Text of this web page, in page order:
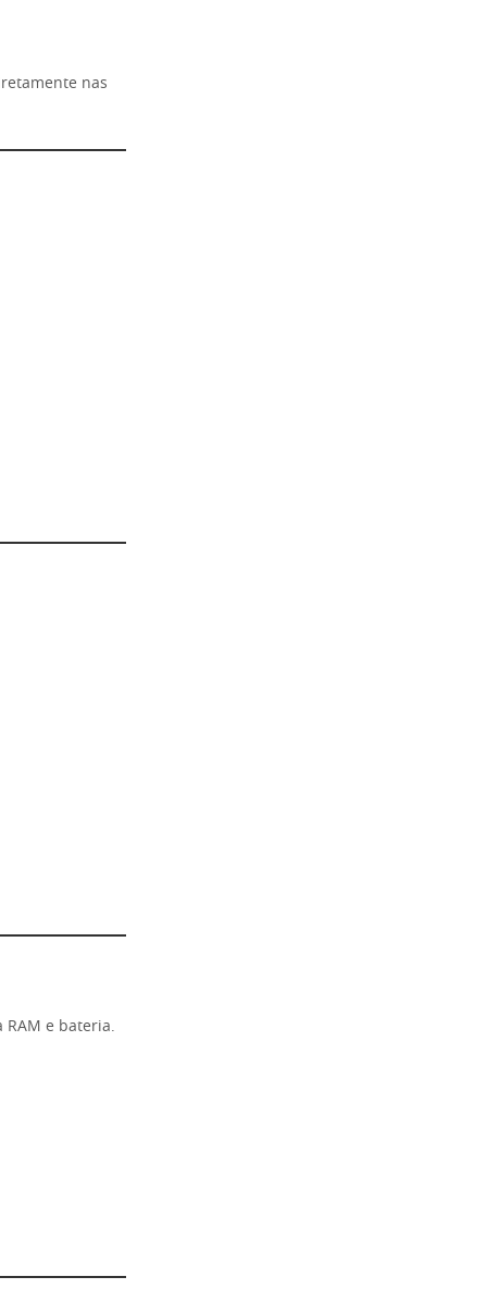
nas
RAM e bateria.